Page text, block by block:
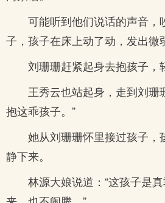
可能听到他们说话的声音，
子，孩子在床上动了动，发出微
刘珊珊赶紧起身去抱孩子，
王秀云也站起身，走到刘珊
抱这乖孩子。”
她从刘珊珊怀里接过孩子，
静下来。
林源大娘说道：“这孩子是